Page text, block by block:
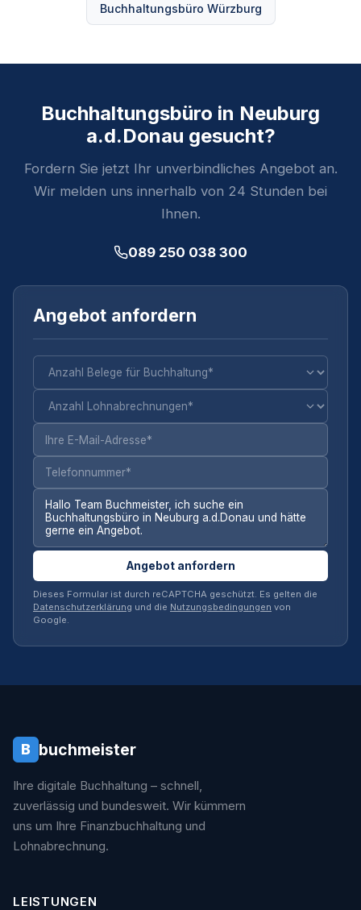
Buchhaltungsbüro Würzburg
Buchhaltungsbüro in Neuburg
a.d.Donau gesucht?
Fordern Sie jetzt Ihr unverbindliches Angebot an.
Wir melden uns innerhalb von 24 Stunden bei
Ihnen.
089 250 038 300
Angebot anfordern
Angebot anfordern
Dieses Formular ist durch reCAPTCHA geschützt. Es gelten die
Datenschutzerklärung und die Nutzungsbedingungen von
Google.
B buchmeister
Ihre digitale Buchhaltung – schnell,
zuverlässig und bundesweit. Wir kümmern
uns um Ihre Finanzbuchhaltung und
Lohnabrechnung.
LEISTUNGEN